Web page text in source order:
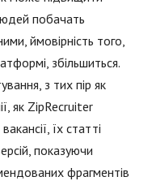
побачать
ймовірність того,
збільшиться.
з тих пір як
як ZipRecruiter
їх статті
показуючи
фрагментів